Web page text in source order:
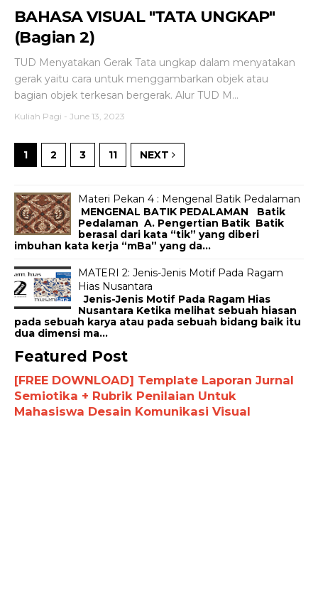
BAHASA VISUAL "TATA UNGKAP"
(Bagian 2)
TUD Menyatakan Gerak Tata ungkap dalam menyatakan
gerak yaitu cara untuk menggambarkan objek atau
bagian objek terkesan bergerak. Alur TUD M...
Kuliah Pagi - June 13, 2023
1 2 3 11 NEXT
Materi Pekan 4 : Mengenal Batik Pedalaman
MENGENAL BATIK PEDALAMAN Batik
Pedalaman A. Pengertian Batik Batik
berasal dari kata “tik” yang diberi
imbuhan kata kerja “mBa” yang da...
MATERI 2: Jenis-Jenis Motif Pada Ragam
Hias Nusantara
Jenis-Jenis Motif Pada Ragam Hias
Nusantara Ketika melihat sebuah hiasan
pada sebuah karya atau pada sebuah bidang baik itu
dua dimensi ma...
Featured Post
[FREE DOWNLOAD] Template Laporan Jurnal
Semiotika + Rubrik Penilaian Untuk
Mahasiswa Desain Komunikasi Visual